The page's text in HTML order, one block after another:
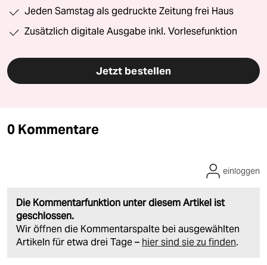
Jeden Samstag als gedruckte Zeitung frei Haus
Zusätzlich digitale Ausgabe inkl. Vorlesefunktion
Jetzt bestellen
0 Kommentare
Die Kommentarfunktion unter diesem Artikel ist
geschlossen.
Wir öffnen die Kommentarspalte bei ausgewählten
Artikeln für etwa drei Tage – hier sind sie zu finden.
einloggen